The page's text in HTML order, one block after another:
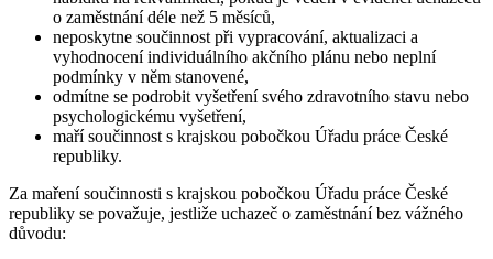
o zaměstnání déle než 5 měsíců,
neposkytne součinnost při vypracování, aktualizaci a
vyhodnocení individuálního akčního plánu nebo neplní
podmínky v něm stanovené,
odmítne se podrobit vyšetření svého zdravotního stavu nebo
psychologickému vyšetření,
maří součinnost s krajskou pobočkou Úřadu práce České
republiky.
Za maření součinnosti s krajskou pobočkou Úřadu práce České
republiky se považuje, jestliže uchazeč o zaměstnání bez vážného
důvodu: